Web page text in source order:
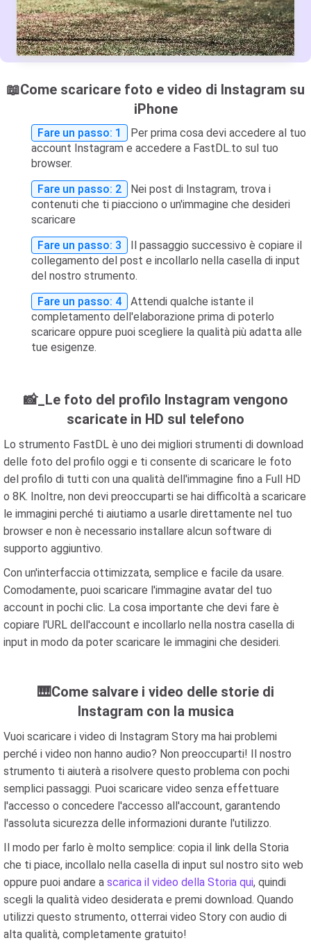
📖Come scaricare foto e video di Instagram su
iPhone
Fare un passo: 1
Per prima cosa devi accedere al tuo
account Instagram e accedere a FastDL.to sul tuo
browser.
Fare un passo: 2
Nei post di Instagram, trova i
contenuti che ti piacciono o un'immagine che desideri
scaricare
Fare un passo: 3
Il passaggio successivo è copiare il
collegamento del post e incollarlo nella casella di input
del nostro strumento.
Fare un passo: 4
Attendi qualche istante il
completamento dell'elaborazione prima di poterlo
scaricare oppure puoi scegliere la qualità più adatta alle
tue esigenze.
📸_Le foto del profilo Instagram vengono
scaricate in HD sul telefono
Lo strumento FastDL è uno dei migliori strumenti di download
delle foto del profilo oggi e ti consente di scaricare le foto
del profilo di tutti con una qualità dell'immagine fino a Full HD
o 8K. Inoltre, non devi preoccuparti se hai difficoltà a scaricare
le immagini perché ti aiutiamo a usarle direttamente nel tuo
browser e non è necessario installare alcun software di
supporto aggiuntivo.
Con un'interfaccia ottimizzata, semplice e facile da usare.
Comodamente, puoi scaricare l'immagine avatar del tuo
account in pochi clic. La cosa importante che devi fare è
copiare l'URL dell'account e incollarlo nella nostra casella di
input in modo da poter scaricare le immagini che desideri.
🎹Come salvare i video delle storie di
Instagram con la musica
Vuoi scaricare i video di Instagram Story ma hai problemi
perché i video non hanno audio? Non preoccuparti! Il nostro
strumento ti aiuterà a risolvere questo problema con pochi
semplici passaggi. Puoi scaricare video senza effettuare
l'accesso o concedere l'accesso all'account, garantendo
l'assoluta sicurezza delle informazioni durante l'utilizzo.
Il modo per farlo è molto semplice: copia il link della Storia
che ti piace, incollalo nella casella di input sul nostro sito web
oppure puoi andare a scarica il video della Storia qui, quindi
scegli la qualità video desiderata e premi download. Quando
utilizzi questo strumento, otterrai video Story con audio di
alta qualità, completamente gratuito!